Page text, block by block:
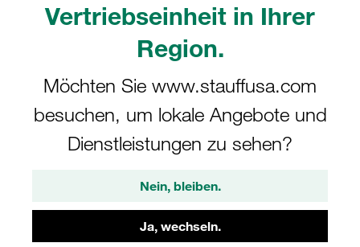
Vertriebseinheit in Ihrer
Region.
Möchten Sie www.stauffusa.com
besuchen, um lokale Angebote und
Dienstleistungen zu sehen?
Nein, bleiben.
Ja, wechseln.
tatsächlichen Produkt abweichen.
Mehr anzeigen